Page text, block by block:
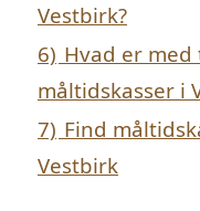
Vestbirk?
6) Hvad er
måltidskasser i
7) Find
Vestbirk